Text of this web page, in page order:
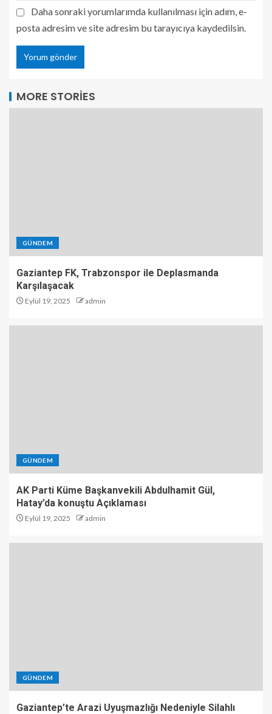
Daha sonraki yorumlarımda kullanılması için adım, e-
posta adresim ve site adresim bu tarayıcıya kaydedilsin.
MORE STORIES
GÜNDEM
Gaziantep FK, Trabzonspor ile Deplasmanda
Karşılaşacak
Eylül 19, 2025 admin
GÜNDEM
AK Parti Küme Başkanvekili Abdulhamit Gül,
Hatay’da konuştu Açıklaması
Eylül 19, 2025 admin
GÜNDEM
Gaziantep’te Arazi Uyuşmazlığı Nedeniyle Silahlı